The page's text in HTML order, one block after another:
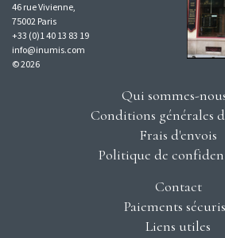
46 rue Vivienne,
75002 Paris
+33 (0)1 40 13 83 19
info@inumis.com
© 2026
Qui sommes-
Conditions générales
Frais d'envois
Politique de
Contact
Paiements
Liens utiles